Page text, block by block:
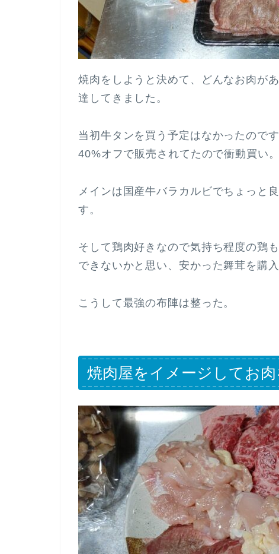
焼肉をしようと決めて、どんなお肉が
達してきました。
当初牛タンを買う予定はなかったので
40%オフで販売されてたので衝動買い。
メインは国産牛バラカルビでちょっと
す。
そして鶏肉好きなので気持ち程度の鶏
できないかと思い、安かった舞茸を購入
こうして最強の布陣は整った。
焼肉屋をイメージしてお